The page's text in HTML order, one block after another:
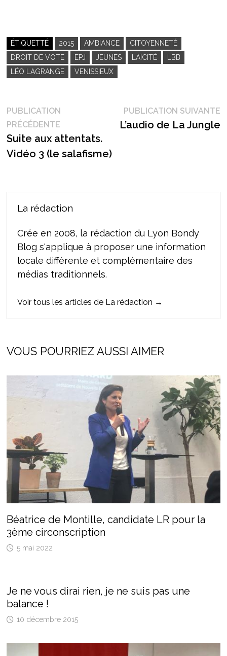
ÉTIQUETTÉ 2015 AMBIANCE
CITOYENNETÉ
DROIT DE VOTE
EPJ JEUNES LAÏCITÉ
LBB
LÉO LAGRANGE
VENISSIEUX
Navigation
de
l’article
PUBLICATION
PRÉCÉDENTEPublication
précédente :
Suite aux attentats.
Vidéo 3 (le salafisme)
PUBLICATION SUIVANTE
L’audio de La Jungle
La rédaction
Crée en 2008, la rédaction du Lyon Bondy
Blog s'applique à proposer une information
locale différente et complémentaire des
médias traditionnels.
Voir tous les articles de La rédaction →
VOUS POURRIEZ AUSSI AIMER
Béatrice de Montille, candidate LR pour la
3ème circonscription
5 mai 2022
Je ne vous dirai rien, je ne suis pas une
balance !
10 décembre 2015